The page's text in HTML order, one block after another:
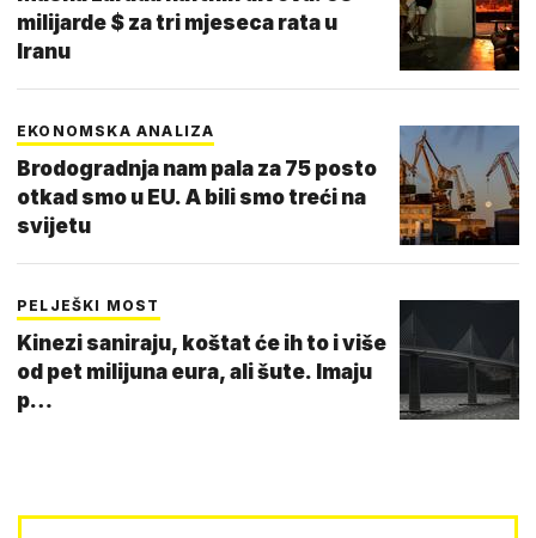
milijarde $ za tri mjeseca rata u
Iranu
EKONOMSKA ANALIZA
Brodogradnja nam pala za 75 posto
otkad smo u EU. A bili smo treći na
svijetu
PELJEŠKI MOST
Kinezi saniraju, koštat će ih to i više
od pet milijuna eura, ali šute. Imaju
p…